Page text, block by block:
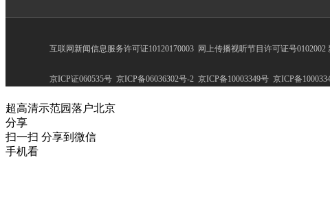
互联网新闻信息服务许可证10120170003 网上传播视听节目许可证号0102002
京ICP证060535号 京ICP备06036302号-2 京ICP备10003349号 京ICP备
超高清示范园落户北京
分享
扫一扫 分享到微信
手机看